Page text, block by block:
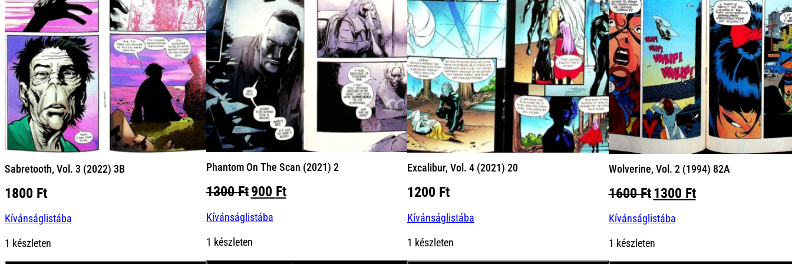
Sabretooth, Vol. 3 (2022) 3B
1800 Ft
Kívánságlistába
1 készleten
Phantom On The Scan (2021) 2
1300FtOriginal
was:
900 FtCurrent
Kívánságlistába
1 készleten
Excalibur, Vol. 4 (2021) 20
1200 Ft
Kívánságlistába
1 készleten
Wolverine, Vol. 2 (1994) 82A
1600FtOriginal
was:
1300 FtCurrent
Kívánságlistába
1 készleten